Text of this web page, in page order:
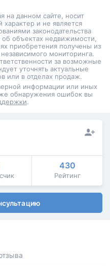
на данном сайте, носит
и не является
законодательства
объектах недвижимости,
приобретения получены из
мониторинга.
за возможные
уточнять актуальные
или в отделах продаж.
информации или иных
обнаружения ошибок вы
.
430
Рейтинг